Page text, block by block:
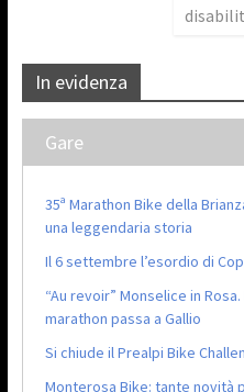
In evidenza
Gare
35ª Marathon Bike della
una leggendaria storia
Il 6 settembre l’esordio di
“Au revoir” Monselice in
marathon passa a Gallio
Si chiude il Prealpi Bike
Monterosa Bike: tante novità